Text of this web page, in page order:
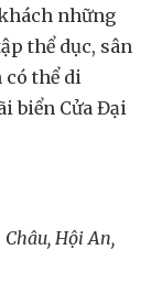
những
thể dục, sân
có thể di
biển Cửa Đại
Hội An,